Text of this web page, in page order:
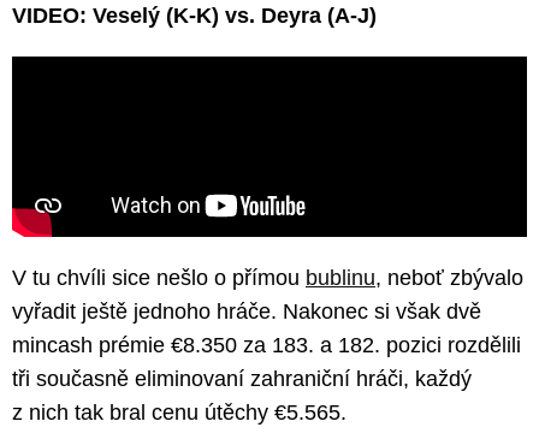
VIDEO: Veselý (K-K) vs. Deyra (A-J)
V tu chvíli sice nešlo o přímou bublinu, neboť zbývalo
vyřadit ještě jednoho hráče. Nakonec si však dvě
mincash prémie €8.350 za 183. a 182. pozici rozdělili
tři současně eliminovaní zahraniční hráči, každý
z nich tak bral cenu útěchy €5.565.